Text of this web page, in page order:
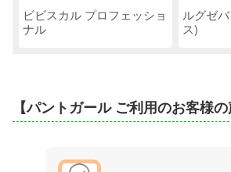
ビビスカル プロフェッショ
ナル
ルグゼ
ス)
【パントガール ご利用のお客様の